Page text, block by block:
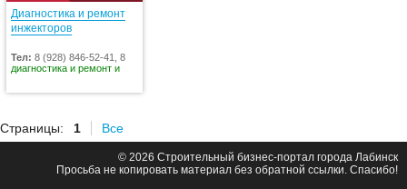
Диагностика и ремонт
инжекторов
Тел: 8 (928) 846-52-41, 8
диагностика и ремонт и
Страницы: 1 Все
© 2026 Строительный бизнес-портал города Лабинск
Просьба не копировать материал без обратной ссылки. Спасибо!